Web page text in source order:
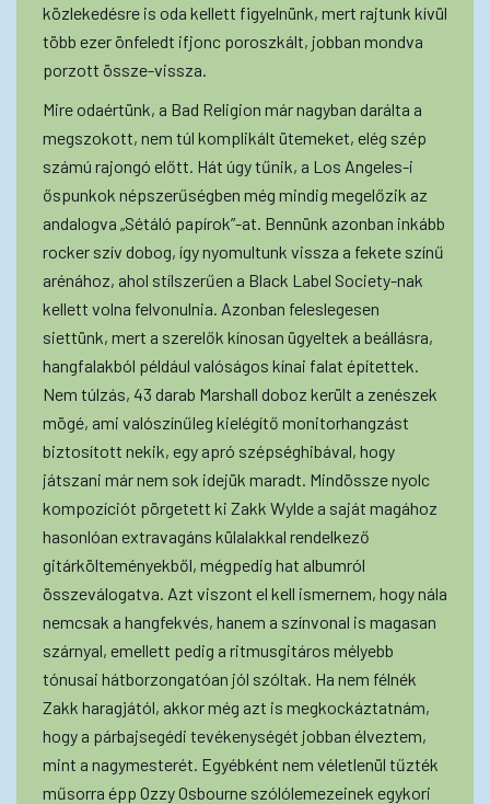
közlekedésre is oda kellett figyelnünk, mert rajtunk kívül
több ezer önfeledt ifjonc poroszkált, jobban mondva
porzott össze-vissza.
Mire odaértünk, a Bad Religion már nagyban darálta a
megszokott, nem túl komplikált ütemeket, elég szép
számú rajongó előtt. Hát úgy tűnik, a Los Angeles-i
őspunkok népszerűségben még mindig megelőzik az
andalogva „Sétáló papírok”-at. Bennünk azonban inkább
rocker szív dobog, így nyomultunk vissza a fekete színű
arénához, ahol stílszerűen a Black Label Society-nak
kellett volna felvonulnia. Azonban feleslegesen
siettünk, mert a szerelők kínosan ügyeltek a beállásra,
hangfalakból például valóságos kínai falat építettek.
Nem túlzás, 43 darab Marshall doboz került a zenészek
mögé, ami valószínűleg kielégítő monitorhangzást
biztosított nekik, egy apró szépséghibával, hogy
játszani már nem sok idejük maradt. Mindössze nyolc
kompozíciót pörgetett ki Zakk Wylde a saját magához
hasonlóan extravagáns külalakkal rendelkező
gitárkölteményekből, mégpedig hat albumról
összeválogatva. Azt viszont el kell ismernem, hogy nála
nemcsak a hangfekvés, hanem a színvonal is magasan
szárnyal, emellett pedig a ritmusgitáros mélyebb
tónusai hátborzongatóan jól szóltak. Ha nem félnék
Zakk haragjától, akkor még azt is megkockáztatnám,
hogy a párbajsegédi tevékenységét jobban élveztem,
mint a nagymesterét. Egyébként nem véletlenül tűzték
műsorra épp Ozzy Osbourne szólólemezeinek egykori